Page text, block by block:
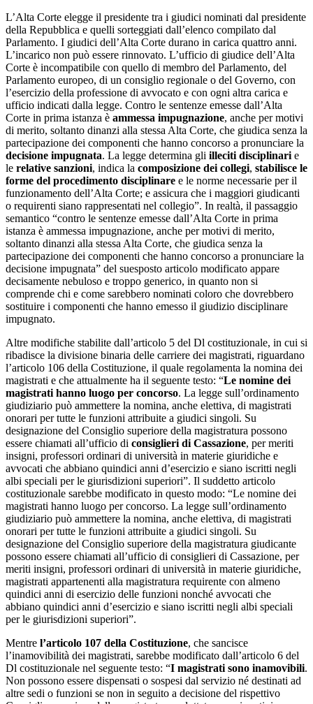
L’Alta Corte elegge il presidente tra i giudici nominati dal presidente
della Repubblica e quelli sorteggiati dall’elenco compilato dal
Parlamento. I giudici dell’Alta Corte durano in carica quattro anni.
L’incarico non può essere rinnovato. L’ufficio di giudice dell’Alta
Corte è incompatibile con quello di membro del Parlamento, del
Parlamento europeo, di un consiglio regionale o del Governo, con
l’esercizio della professione di avvocato e con ogni altra carica e
ufficio indicati dalla legge. Contro le sentenze emesse dall’Alta
Corte in prima istanza è ammessa impugnazione, anche per motivi
di merito, soltanto dinanzi alla stessa Alta Corte, che giudica senza la
partecipazione dei componenti che hanno concorso a pronunciare la
decisione impugnata. La legge determina gli illeciti disciplinari e
le relative sanzioni, indica la composizione dei collegi, stabilisce le
forme del procedimento disciplinare e le norme necessarie per il
funzionamento dell’Alta Corte; e assicura che i maggiori giudicanti
o requirenti siano rappresentati nel collegio”. In realtà, il passaggio
semantico “contro le sentenze emesse dall’Alta Corte in prima
istanza è ammessa impugnazione, anche per motivi di merito,
soltanto dinanzi alla stessa Alta Corte, che giudica senza la
partecipazione dei componenti che hanno concorso a pronunciare la
decisione impugnata” del suesposto articolo modificato appare
decisamente nebuloso e troppo generico, in quanto non si
comprende chi e come sarebbero nominati coloro che dovrebbero
sostituire i componenti che hanno emesso il giudizio disciplinare
impugnato.
Altre modifiche stabilite dall’articolo 5 del Dl costituzionale, in cui si
ribadisce la divisione binaria delle carriere dei magistrati, riguardano
l’articolo 106 della Costituzione, il quale regolamenta la nomina dei
magistrati e che attualmente ha il seguente testo: “Le nomine dei
magistrati hanno luogo per concorso. La legge sull’ordinamento
giudiziario può ammettere la nomina, anche elettiva, di magistrati
onorari per tutte le funzioni attribuite a giudici singoli. Su
designazione del Consiglio superiore della magistratura possono
essere chiamati all’ufficio di consiglieri di Cassazione, per meriti
insigni, professori ordinari di università in materie giuridiche e
avvocati che abbiano quindici anni d’esercizio e siano iscritti negli
albi speciali per le giurisdizioni superiori”. Il suddetto articolo
costituzionale sarebbe modificato in questo modo: “Le nomine dei
magistrati hanno luogo per concorso. La legge sull’ordinamento
giudiziario può ammettere la nomina, anche elettiva, di magistrati
onorari per tutte le funzioni attribuite a giudici singoli. Su
designazione del Consiglio superiore della magistratura giudicante
possono essere chiamati all’ufficio di consiglieri di Cassazione, per
meriti insigni, professori ordinari di università in materie giuridiche,
magistrati appartenenti alla magistratura requirente con almeno
quindici anni di esercizio delle funzioni nonché avvocati che
abbiano quindici anni d’esercizio e siano iscritti negli albi speciali
per le giurisdizioni superiori”.
Mentre l’articolo 107 della Costituzione, che sancisce
l’inamovibilità dei magistrati, sarebbe modificato dall’articolo 6 del
Dl costituzionale nel seguente testo: “I magistrati sono inamovibili.
Non possono essere dispensati o sospesi dal servizio né destinati ad
altre sedi o funzioni se non in seguito a decisione del rispettivo